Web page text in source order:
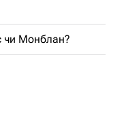
чи Монблан?